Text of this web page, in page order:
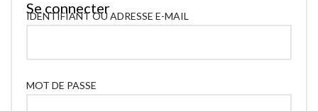
Se connecter
IDENTIFIANT OU ADRESSE E-MAIL
MOT DE PASSE